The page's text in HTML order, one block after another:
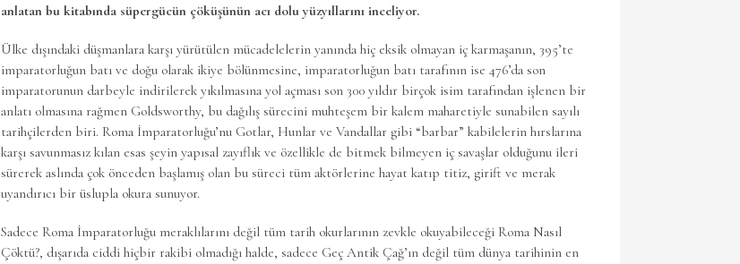
anlatan bu kitabında süpergücün çöküşünün acı dolu yüzyıllarını inceliyor.
Ülke dışındaki düşmanlara karşı yürütülen mücadelelerin yanında hiç eksik olmayan iç karmaşanın, 395’te
imparatorluğun batı ve doğu olarak ikiye bölünmesine, imparatorluğun batı tarafının ise 476’da son
imparatorunun darbeyle indirilerek yıkılmasına yol açması son 300 yıldır birçok isim tarafından işlenen bir
anlatı olmasına rağmen Goldsworthy, bu dağılış sürecini muhteşem bir kalem maharetiyle sunabilen sayılı
tarihçilerden biri. Roma İmparatorluğu’nu Gotlar, Hunlar ve Vandallar gibi “barbar” kabilelerin hırslarına
karşı savunmasız kılan esas şeyin yapısal zayıflık ve özellikle de bitmek bilmeyen iç savaşlar olduğunu ileri
sürerek aslında çok önceden başlamış olan bu süreci tüm aktörlerine hayat katıp titiz, girift ve merak
uyandırıcı bir üslupla okura sunuyor.
Sadece Roma İmparatorluğu meraklılarını değil tüm tarih okurlarının zevkle okuyabileceği Roma Nasıl
Çöktü?, dışarıda ciddi hiçbir rakibi olmadığı halde, sadece Geç Antik Çağ’ın değil tüm dünya tarihinin en